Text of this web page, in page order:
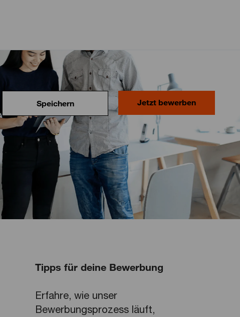
Speichern Jetzt bewerben
Tipps für deine Bewerbung
Erfahre, wie unser
Bewerbungsprozess läuft,